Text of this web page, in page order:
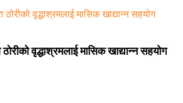
ठोरीको वृद्धाश्रमलाई मासिक खाद्यान्न सहयोग